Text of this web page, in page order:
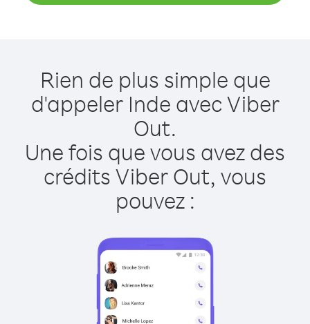
Rien de plus simple que
d'appeler Inde avec Viber
Out.
Une fois que vous avez des
crédits Viber Out, vous
pouvez :